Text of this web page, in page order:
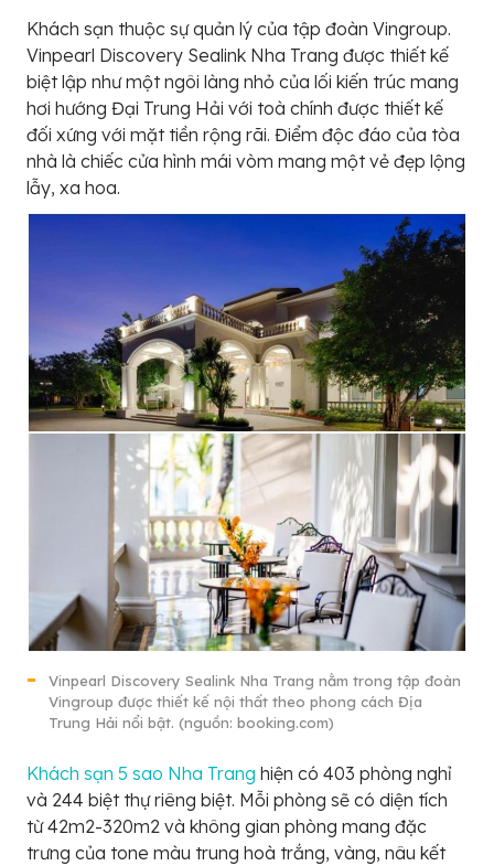
Khách sạn thuộc sự quản lý của tập đoàn Vingroup.
Vinpearl Discovery Sealink Nha Trang được thiết kế
biệt lập như một ngôi làng nhỏ của lối kiến trúc mang
hơi hướng Đại Trung Hải với toà chính được thiết kế
đối xứng với mặt tiền rộng rãi. Điểm độc đáo của tòa
nhà là chiếc cửa hình mái vòm mang một vẻ đẹp lộng
lẫy, xa hoa.
Vinpearl Discovery Sealink Nha Trang nằm trong tập đoàn
Vingroup được thiết kế nội thất theo phong cách Địa
Trung Hải nổi bật. (nguồn: booking.com)
Khách sạn 5 sao Nha Trang hiện có 403 phòng nghỉ
và 244 biệt thự riêng biệt. Mỗi phòng sẽ có diện tích
từ 42m2-320m2 và không gian phòng mang đặc
trưng của tone màu trung hoà trắng, vàng, nâu kết